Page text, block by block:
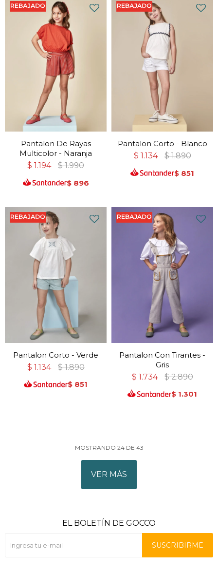
Pantalon De Rayas
Multicolor - Naranja
$ 1.194 $ 1.990
$ 896
Pantalon Corto - Blanco
$ 1.134 $ 1.890
$ 851
Pantalon Corto - Verde
$ 1.134 $ 1.890
$ 851
Pantalon Con Tirantes -
Gris
$ 1.734 $ 2.890
$ 1.301
MOSTRANDO 24DE 43
VER MÁS
EL BOLETÍN DE GOCCO
SUSCRIBIRME